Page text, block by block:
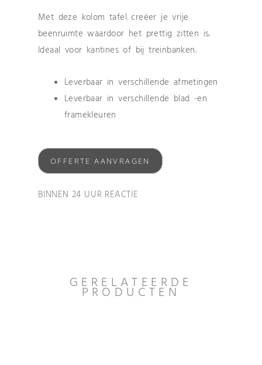
Met deze kolom tafel creëer je vrije
beenruimte waardoor het prettig zitten is.
Ideaal voor kantines of bij treinbanken.
Leverbaar in verschillende afmetingen
Leverbaar in verschillende blad -en
framekleuren
OFFERTE AANVRAGEN
BINNEN 24 UUR REACTIE
GERELATEERDE
PRODUCTEN